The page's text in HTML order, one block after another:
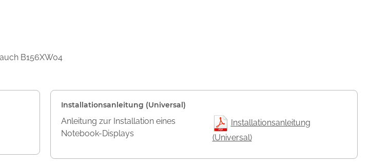
B156XW04
Installationsanleitung (Universal)
Anleitung zur Installation eines
Notebook-Displays
Installationsanleitung
(Universal)